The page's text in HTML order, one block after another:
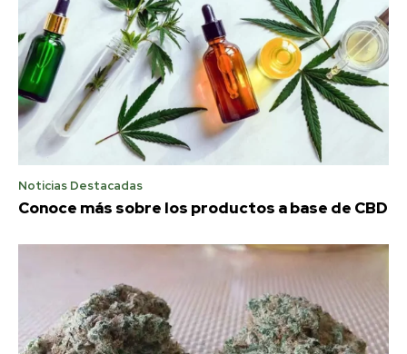
Noticias Destacadas
Conoce más sobre los productos a base de CBD